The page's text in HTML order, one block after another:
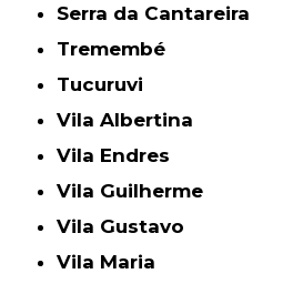
Serra da Cantareira
Tremembé
Tucuruvi
Vila Albertina
Vila Endres
Vila Guilherme
Vila Gustavo
Vila Maria